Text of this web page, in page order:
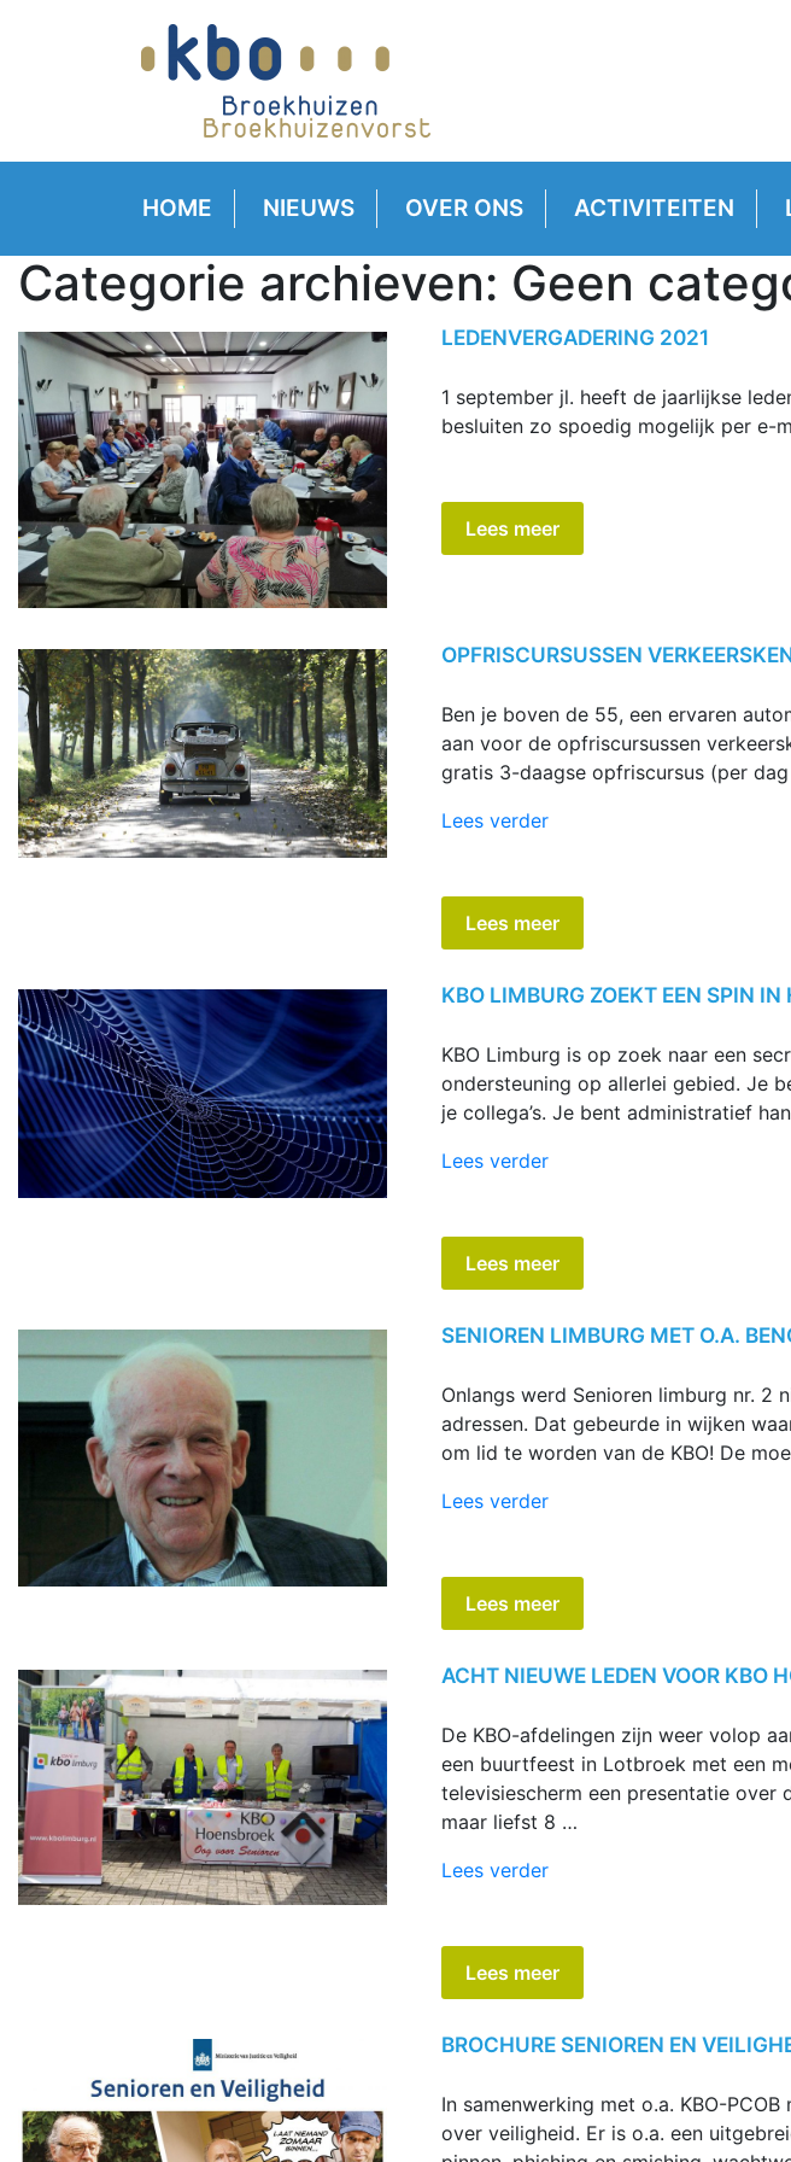
HOME NIEUWS OVER ONS ACTIVITEITEN
Categorie archieven: Geen
LEDENVERGADERING 2021
1 september jl. heeft de jaarlijkse
besluiten zo spoedig mogelijk per e-
Lees meer
OPFRISCURSUSSEN
Ben je boven de 55, een ervaren
aan voor de opfriscursussen
gratis 3-daagse opfriscursus (per
Lees verder“Opfriscursussen
Heerlen,
Kerkrade
Voerendaal”
Lees meer
KBO LIMBURG ZOEKT EEN SPIN IN
KBO Limburg is op zoek naar een
ondersteuning op allerlei gebied. Je
je collega’s. Je bent administratief
Lees verder“KBO
spin
het
Lees meer
SENIOREN LIMBURG MET O.A.
Onlangs werd Senioren limburg nr. 2
adressen. Dat gebeurde in wijken
om lid te worden van de KBO! De
Lees verder“Senioren
Benoit
en
veel
meer”
Lees meer
ACHT NIEUWE LEDEN VOOR KBO
De KBO-afdelingen zijn weer volop
een buurtfeest in Lotbroek met een
televisiescherm een presentatie over
maar liefst 8 …
Lees verder“Acht
voor
KBO
Lees meer
BROCHURE SENIOREN EN
In samenwerking met o.a. KBO-
over veiligheid. Er is o.a. een